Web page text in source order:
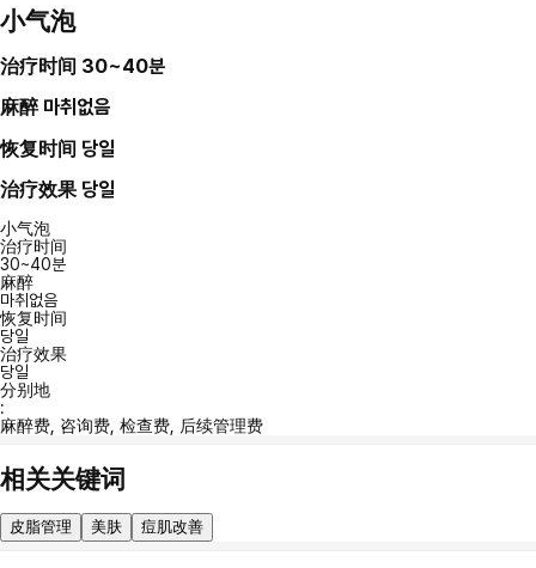
小气泡
治疗时间 30~40분
麻醉 마취없음
恢复时间 당일
治疗效果 당일
小气泡
治疗时间
30~40분
麻醉
마취없음
恢复时间
당일
治疗效果
당일
分别地
:
麻醉费, 咨询费, 检查费, 后续管理费
相关关键词
皮脂管理 美肤 痘肌改善